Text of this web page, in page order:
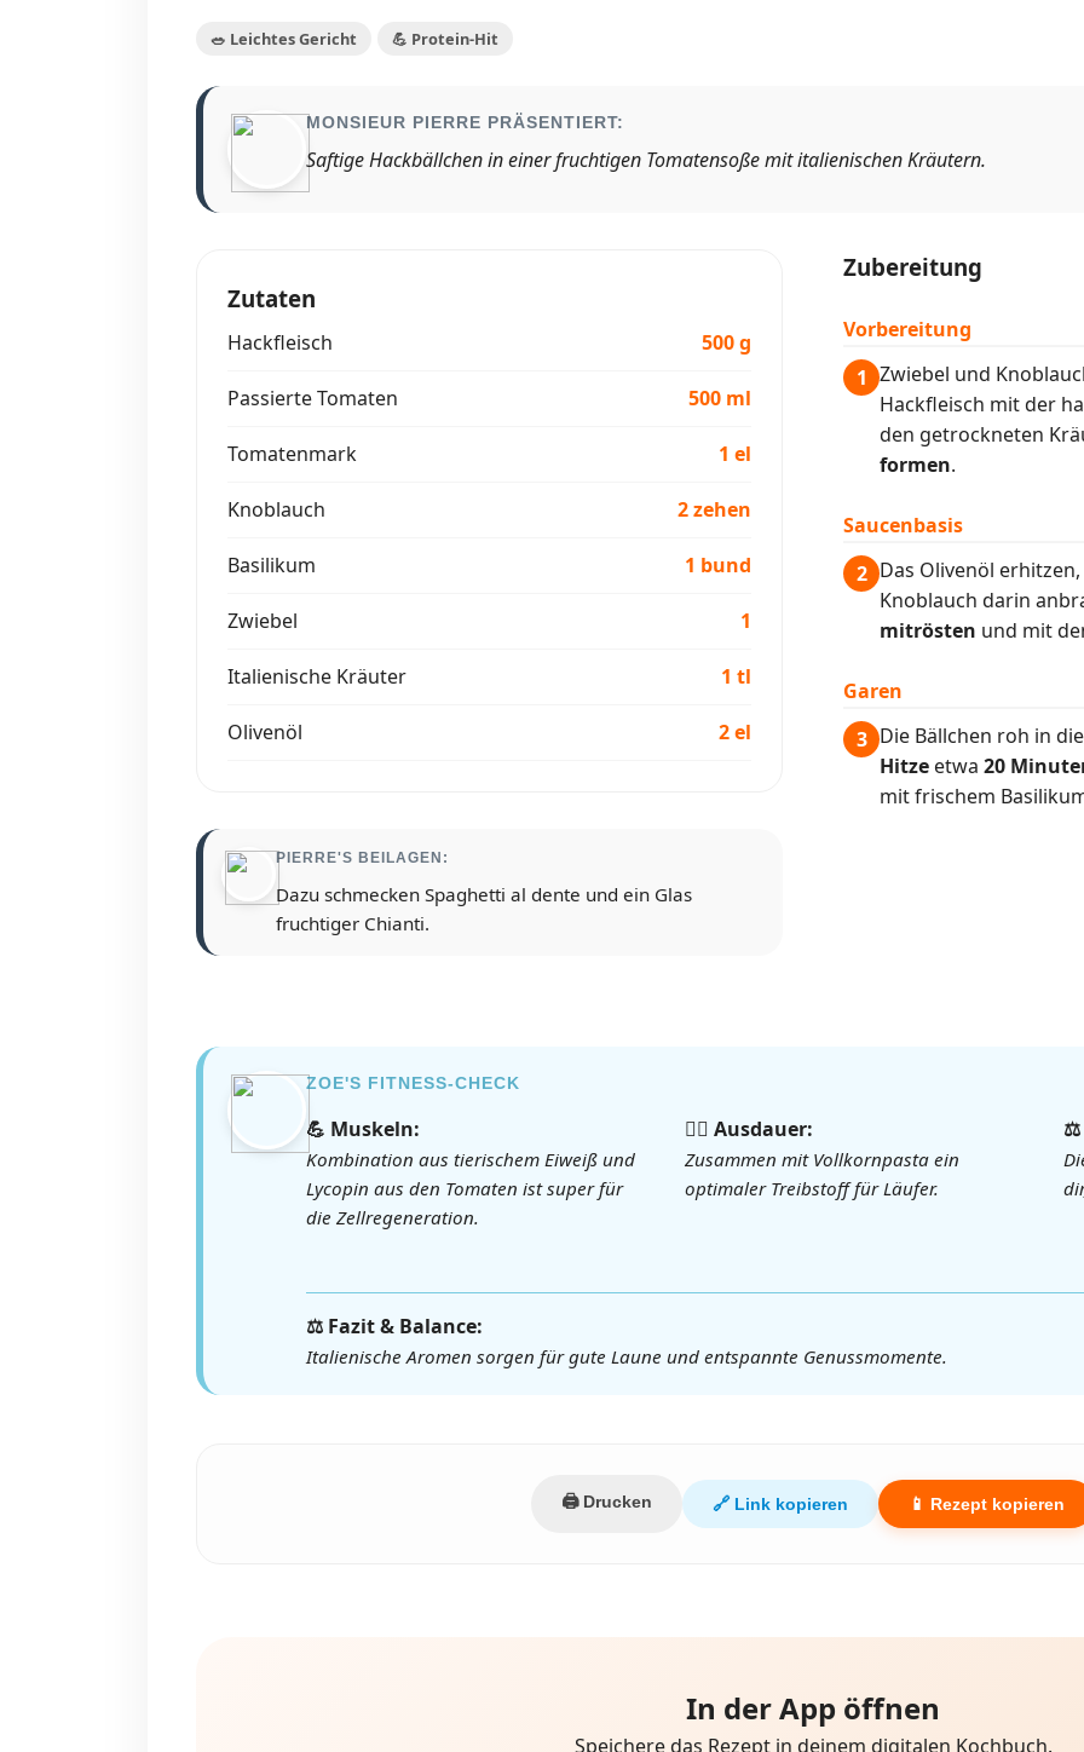
🥗 Leichtes Gericht 💪 Protein-Hit
MONSIEUR PIERRE PRÄSENTIERT:
Saftige Hackbällchen in einer fruchtigen Tomatensoße mit italienischen Kräutern.
Zutaten
Hackfleisch 500 g
Passierte Tomaten 500 ml
Tomatenmark 1 el
Knoblauch 2 zehen
Basilikum 1 bund
Zwiebel 1
Italienische Kräuter 1 tl
Olivenöl 2 el
PIERRE'S BEILAGEN:
Dazu schmecken Spaghetti al dente und ein Glas
fruchtiger Chianti.
Zubereitung
Vorbereitung
1 Zwiebel und
Hackfleisch mit der
den getrockneten
formen.
Saucenbasis
2 Das Olivenöl
Knoblauch darin
mitrösten und mit
Garen
3 Die Bällchen roh in
Hitze etwa 20
mit frischem
ZOE'S FITNESS-CHECK
💪 Muskeln:
Kombination aus tierischem Eiweiß und
Lycopin aus den Tomaten ist super für
die Zellregeneration.
🏃‍♀️ Ausdauer:
Zusammen mit Vollkornpasta ein
optimaler Treibstoff für Läufer.
⚖️
⚖️ Fazit & Balance:
Italienische Aromen sorgen für gute Laune und entspannte Genussmomente.
🖨️ Drucken 🔗 Link kopieren 📱 Rezept kopieren
In der App öffnen
Speichere das Rezept in deinem digitalen Kochbuch.